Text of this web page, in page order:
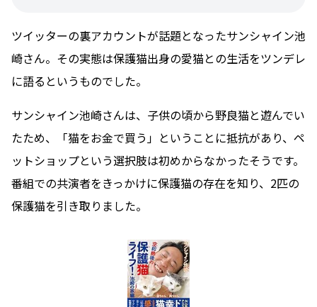
ツイッターの裏アカウントが話題となったサンシャイン池
崎さん。その実態は保護猫出身の愛猫との生活をツンデレ
に語るというものでした。
サンシャイン池崎さんは、子供の頃から野良猫と遊んでい
たため、「猫をお金で買う」ということに抵抗があり、ペ
ットショップという選択肢は初めからなかったそうです。
番組での共演者をきっかけに保護猫の存在を知り、2匹の
保護猫を引き取りました。